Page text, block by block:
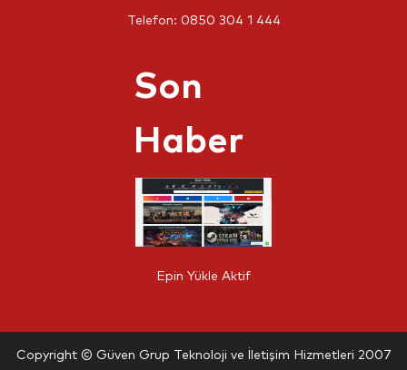
Telefon: 0850 304 1 444
Son
Haber
Epin Yükle Aktif
Copyright © Güven Grup Teknoloji ve İletişim Hizmetleri 2007